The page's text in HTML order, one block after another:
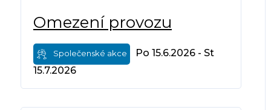
Omezení provozu
Společenské akce
Po 15.6.2026 - St
15.7.2026